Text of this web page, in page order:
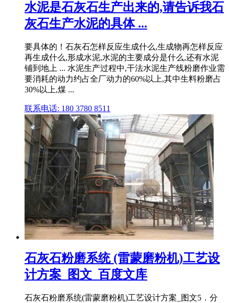
水泥是石灰石生产出来的,请告诉我石
灰石生产水泥的具体 ...
要具体的！石灰石怎样反应生成什么,生成物再怎样反应
再生成什么,形成水泥,水泥的主要成分是什么,还有水泥
铺到地上 ... 水泥生产过程中,干法水泥生产线粉磨作业需
要消耗的动力约占全厂动力的60%以上,其中生料粉磨占
30%以上,煤 ...
联系电话: 180 3780 8511
石灰石粉磨系统 (雷蒙磨粉机)工艺设
计方案_图文_百度文库
石灰石粉磨系统(雷蒙磨粉机)工艺设计方案_图文5．分